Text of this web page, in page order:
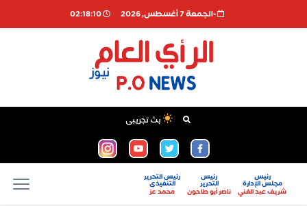
-الجمعة 7 أغسطس, 2026 02:18:11
بث تجريبى
رئيس
مجلس الإدارة
شريف عبد الغني
رئيس
التحرير
ناصر أبو طاحون
رئيس التحرير
التنفيذى
محمد عز